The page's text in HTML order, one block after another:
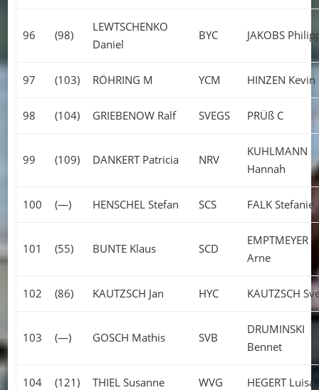
96 (98)
LEWTSCHENKO
Daniel
BYC JAKOBS
97 (103) RÖHRING M YCM HINZEN Kevin
98 (104) GRIEBENOW Ralf SVEGS PRÜß C
99 (109) DANKERT Patricia NRV
KUHLMANN
Hannah
100 (—) HENSCHEL Stefan SCS FALK Stefanie
101 (55) BUNTE Klaus SCD
EMPTMEYER
Arne
102 (86) KAUTZSCH Jan HYC KAUTZSCH
103 (—) GOSCH Mathis SVB
DRUMINSKI
Bennet
104 (121) THIEL Susanne WVG HEGERT Luisa